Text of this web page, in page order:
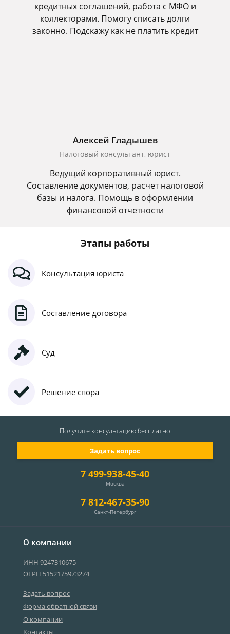
кредитных соглашений, работа с МФО и
коллекторами. Помогу списать долги
законно. Подскажу как не платить кредит
Алексей Гладышев
Налоговый консультант, юрист
Ведущий корпоративный юрист.
Составление документов, расчет налоговой
базы и налога. Помощь в оформлении
финансовой отчетности
Этапы работы
Консультация юриста
Составление договора
Суд
Решение спора
О компании
ИНН 9247310675
ОГРН 5152175973274
Задать вопрос
Форма обратной связи
О компании
Контакты
7 499-938-45-40
Москва
7 812-467-35-90
Санкт-Петербург
Задать вопрос
Получите консультациюбесплатно